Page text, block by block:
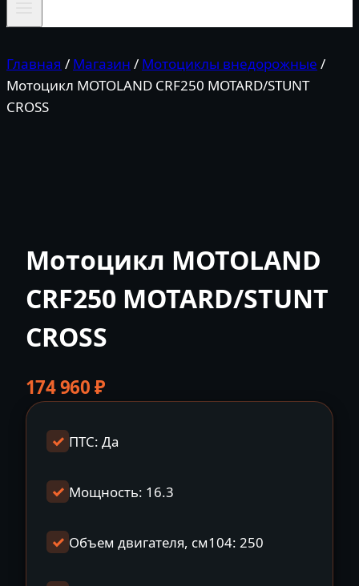
Главная / Магазин / Мотоциклы внедорожные /
Мотоцикл MOTOLAND CRF250 MOTARD/STUNT
CROSS
Мотоцикл MOTOLAND
CRF250 MOTARD/STUNT
CROSS
174 960₽
ПТС: Да
Мощность: 16.3
Объем двигателя, см104: 250